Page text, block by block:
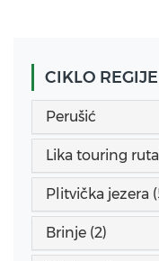
CIKLO
Perušić
Lika touring ruta
Plitvička jezera
Brinje (2)